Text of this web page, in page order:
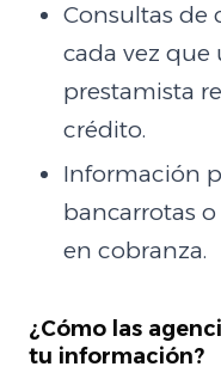
Consultas de
cada vez que
prestamista
crédito.
Información
bancarrotas
en cobranza.
¿Cómo las
tu información?